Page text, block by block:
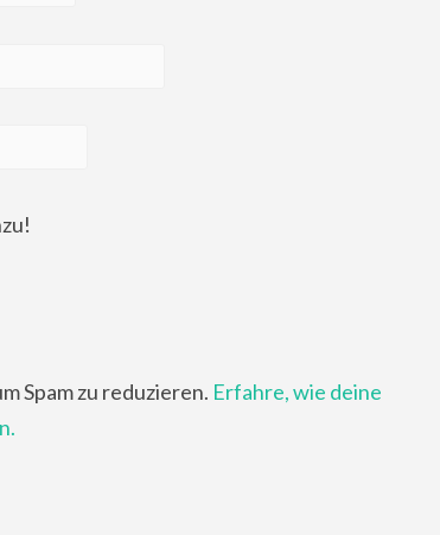
Spam zu reduzieren. Erfahre, wie deine